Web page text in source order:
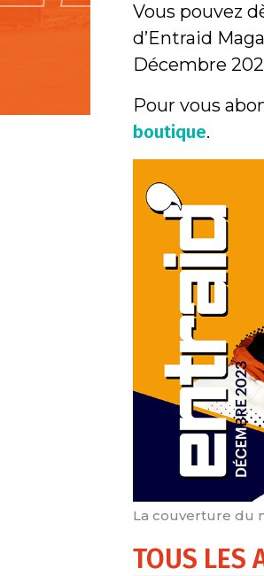
Vous pouvez
d’Entraid
Décembre
Pour vous
boutique.
La couverture du
TOUS LES